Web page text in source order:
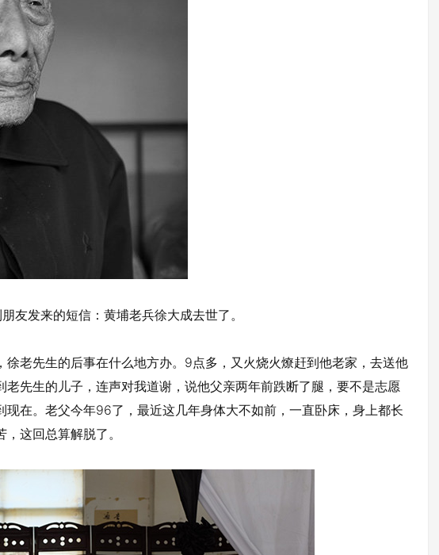
发来的短信：黄埔老兵徐大成去世了。
老先生的后事在什么地方办。9点多，又火烧火燎赶到他老家，去送他
先生的儿子，连声对我道谢，说他父亲两年前跌断了腿，要不是志愿
在。老父今年96了，最近这几年身体大不如前，一直卧床，身上都长
这回总算解脱了。